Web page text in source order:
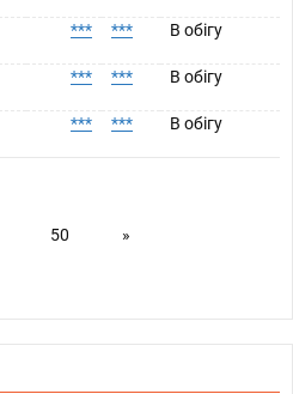
*** *** В обігу
*** *** В обігу
*** *** В обігу
50 »